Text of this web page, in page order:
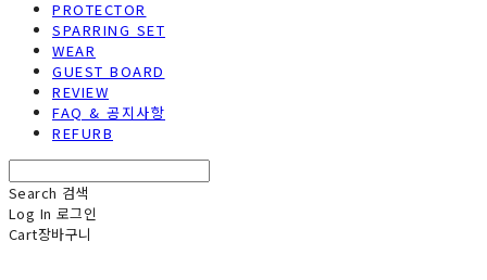
PROTECTOR
SPARRING SET
WEAR
GUEST BOARD
REVIEW
FAQ & 공지사항
REFURB
Search 검색
Log In 로그인
Cart장바구니